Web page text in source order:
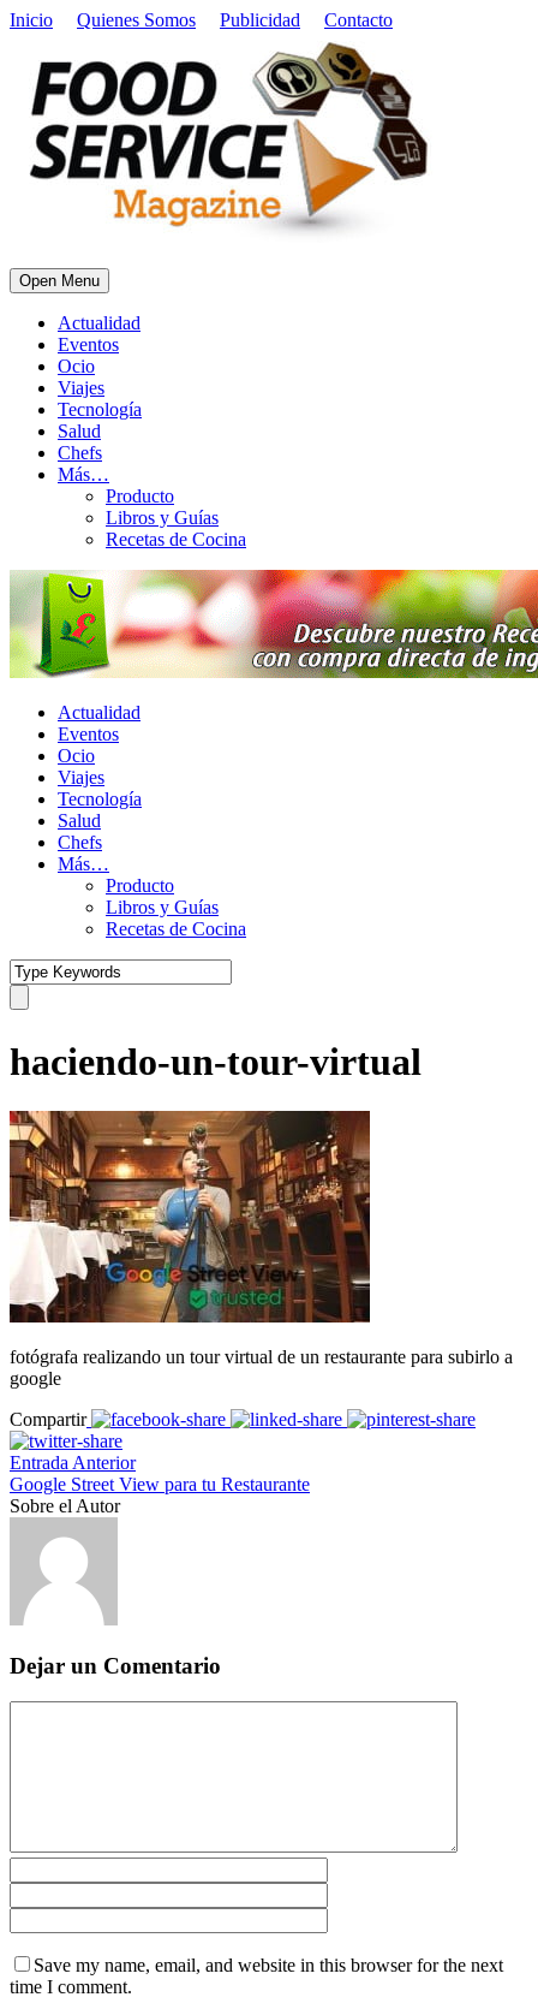
Inicio Quienes Somos Publicidad Contacto
Open Menu
Actualidad
Eventos
Ocio
Viajes
Tecnología
Salud
Chefs
Más…
Producto
Libros y Guías
Recetas de Cocina
Actualidad
Eventos
Ocio
Viajes
Tecnología
Salud
Chefs
Más…
Producto
Libros y Guías
Recetas de Cocina
haciendo-un-tour-virtual
fotógrafa realizando un tour virtual de un restaurante para subirlo a
google
Compartir
Entrada Anterior
Google Street View para tu Restaurante
Sobre el Autor
Dejar un Comentario
Save my name, email, and website in this browser for the next
time I comment.